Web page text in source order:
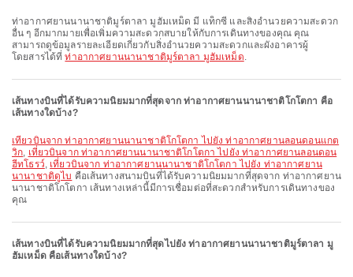
ท่าอากาศยานนานาชาติมูร์ตาลา มูฮัมเหม็ด มี แท็กซี่ และสิ่งอำนวยความสะดวก
อื่น ๆ อีกมากมายเพื่อเพิ่มความสะดวกสบายให้กับการเดินทางของคุณ คุณ
สามารถดูข้อมูลรายละเอียดเกี่ยวกับสิ่งอำนวยความสะดวกและผังอาคารผู้
โดยสารได้ที่ท่าอากาศยานนานาชาติมูร์ตาลา มูฮัมเหม็ด.
เส้นทางบินที่ได้รับความนิยมมากที่สุดจาก ท่าอากาศยานนานาชาติโกโตกา คือ
เส้นทางใดบ้าง?
เที่ยวบินจาก ท่าอากาศยานนานาชาติโกโตกา ไปยัง ท่าอากาศยานลอนดอนแกต
วิก, เที่ยวบินจาก ท่าอากาศยานนานาชาติโกโตกา ไปยัง ท่าอากาศยานลอนดอน
ฮีทโธรว์, เที่ยวบินจาก ท่าอากาศยานนานาชาติโกโตกา ไปยัง ท่าอากาศยาน
นานาชาติดูไบ คือเส้นทางสนามบินที่ได้รับความนิยมมากที่สุดจาก ท่าอากาศยาน
นานาชาติโกโตกา เส้นทางเหล่านี้มีการเชื่อมต่อที่สะดวกสำหรับการเดินทางของ
คุณ
เส้นทางบินที่ได้รับความนิยมมากที่สุดไปยัง ท่าอากาศยานนานาชาติมูร์ตาลา มู
ฮัมเหม็ด คือเส้นทางใดบ้าง?